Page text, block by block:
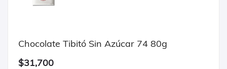
Chocolate Tibitó Sin Azúcar 74 80g
$31,700